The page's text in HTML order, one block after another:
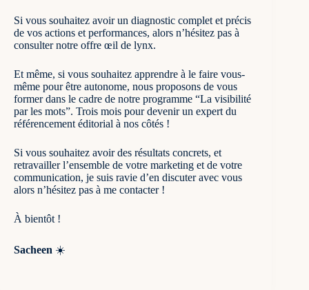
Si vous souhaitez avoir un diagnostic complet et précis
de vos actions et performances, alors n’hésitez pas à
consulternotre offre œil de lynx.
Et même, si vous souhaitez apprendre à le faire vous-
même pour être autonome, nous proposons de vous
former dans le cadre de notre programme “La visibilité
par les mots”. Trois mois pour devenir un expert du
référencement éditorial à nos côtés !
Si vous souhaitez avoir des résultats concrets, et
retravailler l’ensemble de votre marketing et de votre
communication, je suis ravie d’en discuter avec vous
alors n’hésitez pas à me contacter!
À bientôt !
Sacheen ☀️